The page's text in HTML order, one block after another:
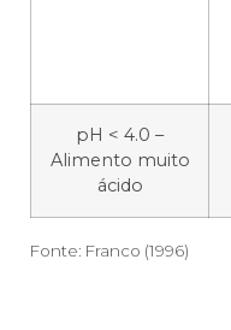
pH < 4.0 –
Alimento muito
ácido
Fonte: Franco (1996)